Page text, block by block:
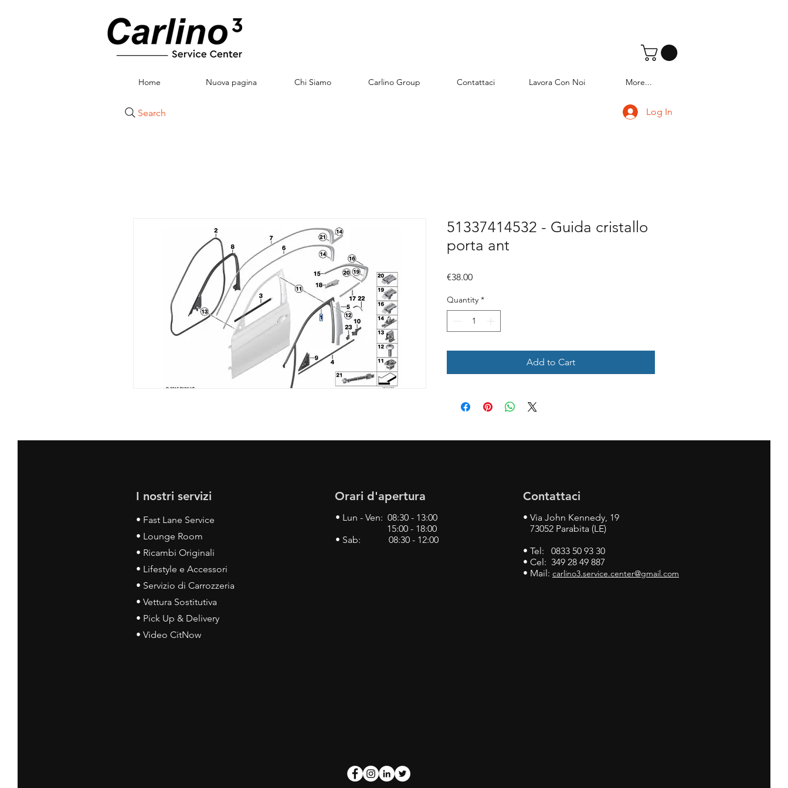
Home Nuova pagina Chi Siamo Carlino Group Contattaci Lavora Con Noi More...
Search Log In
51337414532 - Guida cristallo
porta ant
€38.00Price
Quantity *
Add to Cart
I nostri servizi
• Fast Lane Service
• Lounge Room
• Ricambi Originali
• Lifestyle e Accessori
• Servizio di Carrozzeria
• Vettura Sostitutiva
• Pick Up & Delivery
• Video CitNow
Orari d'apertura
• Lun - Ven: 08:30 - 13:00
15:00 - 18:00
• Sab: 08:30 - 12:00
Contattaci
• Via John Kennedy, 19
73052 Parabita (LE)
• Tel: 0833 50 93 30
• Cel: 349 28 49 887
• Mail: carlino3.service.center@gmail.com